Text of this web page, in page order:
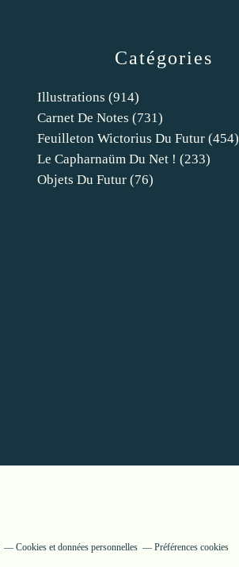
Catégories
Illustrations (914)
Carnet De Notes (731)
Feuilleton Wictorius Du Futur (454)
Le Capharnaüm Du Net ! (233)
Objets Du Futur (76)
Cookies et données personnelles Préférences cookies